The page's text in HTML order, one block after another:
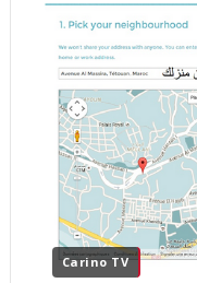
Carino TV